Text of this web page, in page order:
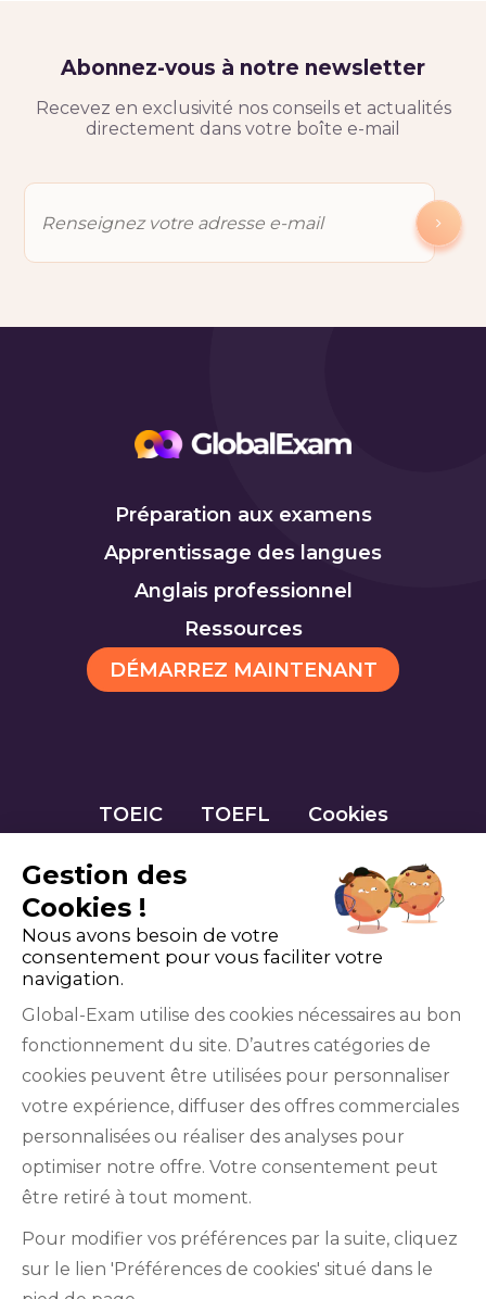
Abonnez-vous à notre newsletter
Recevez en exclusivité nos conseils et actualités
directement dans votre boîte e-mail
Préparation aux examens
Apprentissage des langues
Anglais professionnel
Ressources
DÉMARREZ MAINTENANT
TOEIC TOEFL Cookies
YouTube
institutions qui gèrent les examens officiels du
Gestion des
Cookies !
Nous avons besoin de votre
consentement pour vous faciliter votre
navigation.
Global-Exam utilise des cookies nécessaires au bon
fonctionnement du site. D’autres catégories de
cookies peuvent être utilisées pour personnaliser
votre expérience, diffuser des offres commerciales
personnalisées ou réaliser des analyses pour
optimiser notre offre. Votre consentement peut
être retiré à tout moment.
Pour modifier vos préférences par la suite, cliquez
sur le lien 'Préférences de cookies' situé dans le